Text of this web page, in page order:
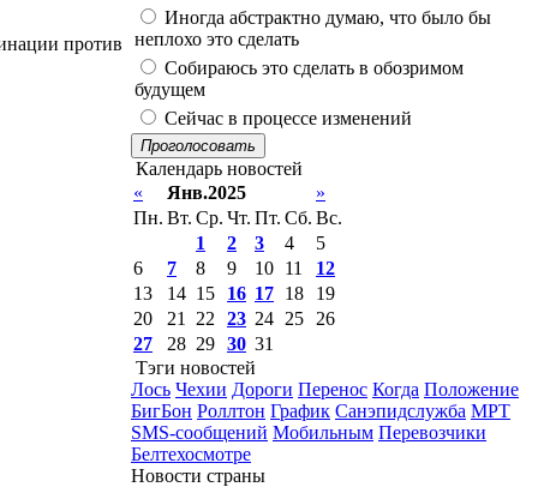
против
Иногда абстрактно думаю, что было бы
неплохо это сделать
Собираюсь это сделать в обозримом
будущем
Сейчас в процессе изменений
Проголосовать
Календарь новостей
«
Янв.2025
»
Пн. Вт. Ср. Чт. Пт. Сб. Вс.
1
2 3 4
5
6
7 8 9 10 11
12
13
14 15 16 17 18
19
20
21 22 23 24 25
26
27
28 29 30 31
Тэги новостей
Лось Чехии Дороги Перенос Когда Положение
БигБон Роллтон График Санэпидслужба МРТ
SMS-сообщений Мобильным Перевозчики
Белтехосмотре
Новости страны